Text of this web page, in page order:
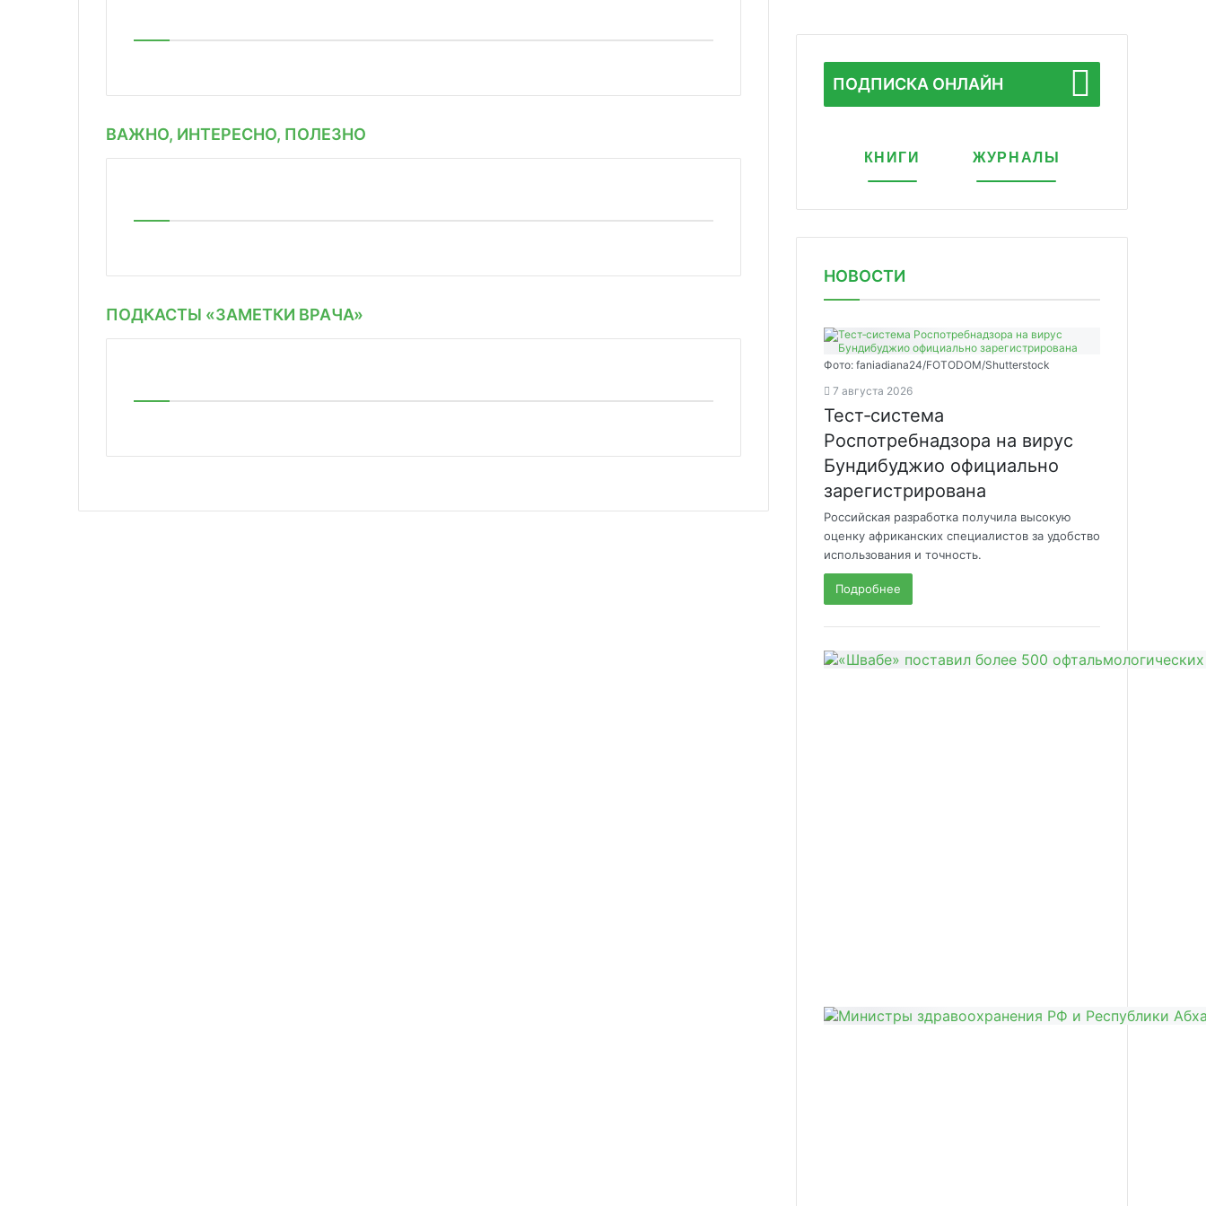
ВАЖНО, ИНТЕРЕСНО, ПОЛЕЗНО
ПОДКАСТЫ «ЗАМЕТКИ ВРАЧА»
ПОДПИСКА ОНЛАЙН
КНИГИ ЖУРНАЛЫ
НОВОСТИ
Фото: faniadiana24/FOTODOM/Shutterstock
7 августа 2026
Тест‑система
Роспотребнадзора на вирус
Бундибуджио официально
зарегистрирована
Российская разработка получила высокую
оценку африканских специалистов за удобство
использования и точность.
Подробнее